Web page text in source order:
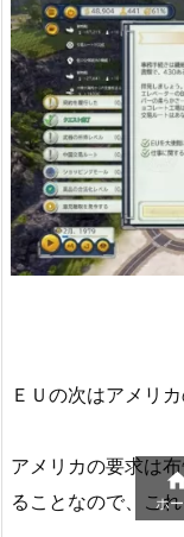
ＥＵの次はアメリ
アメリカの要求は
ることなので、これ
ホ